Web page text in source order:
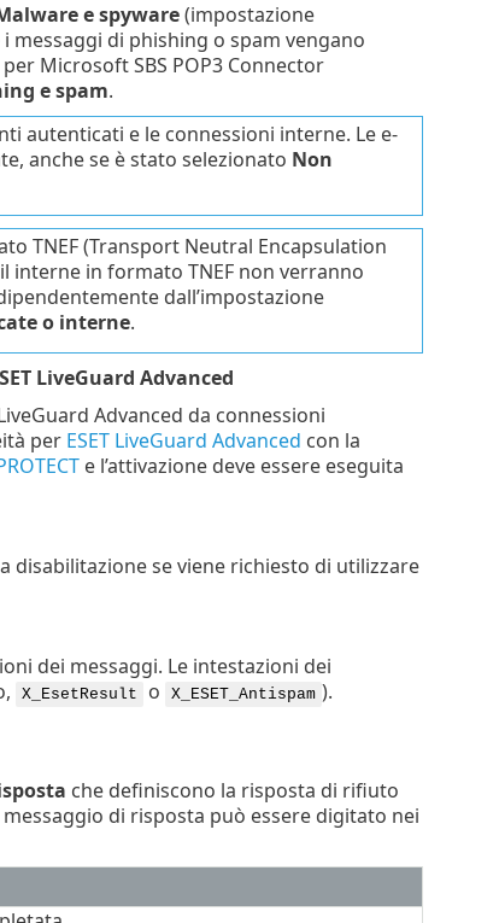
e spyware(impostazione
di phishing o spam vengano
Microsoft SBS POP3 Connector
e spam.
autenticati e le connessioni interne. Le e-
anche se è stato selezionato Non
TNEF (Transport Neutral Encapsulation
interne in formato TNEF non verranno
dall’impostazione
o interne.
LiveGuard Advanced
Advanced da connessioni
per ESET LiveGuard Advanced con la
e l’attivazione deve essere eseguita
disabilitazione se viene richiesto di utilizzare
dei messaggi. Le intestazioni dei
X_EsetResult o X_ESET_Antispam ).
che definiscono la risposta di rifiuto
di risposta può essere digitato nei